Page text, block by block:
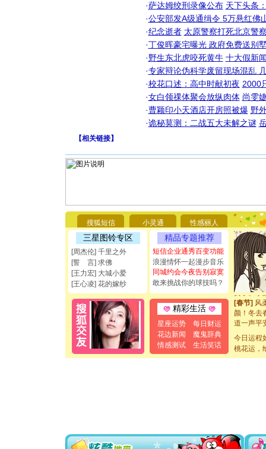
·萨达姆绞刑录像公布 天下头条
·公安部发A级通缉令 5万悬红佛
·纪念逝者 太原警察打死北京警
·丁俊晖豪宅曝光 政府免费送别
·野生东北虎咬死黄牛 十大假新
·专家辩论伪科学废留现场混乱
·校花口述：高中时献初夜 2000
·女白领祼体聚会放纵肉体 尚雯
·曹颖印小天酒店开房照被爆 野
·诡秘莫测：二战五大未解之谜
【相关链接】
搜狐短信 小灵通 性感丽人
三星图铃专区
[周杰伦] 千里之外
[誓 言] 求佛
[王力宏] 大城小爱
[王心凌] 花的嫁纱
精品专题推荐
短信企业通秀百变功能
浪漫情怀一起漫步音乐
同城约会今夜告别寂寞
敢来挑战你的球技吗？
精彩生活
星座运势
每日财运
花边新闻
魔鬼辞典
情感测试
生活笑话
[圣诞节]
[圣诞节]
断电。
你是我专
[元旦]如
起；二是
离。水晶
[元旦]当
泣，这痛
卖了。水
[春节] 风
颜！冬去
道一声平
片叶子是
送你一棵
[圣诞节]
[元旦]看
今日运程
桃花运，